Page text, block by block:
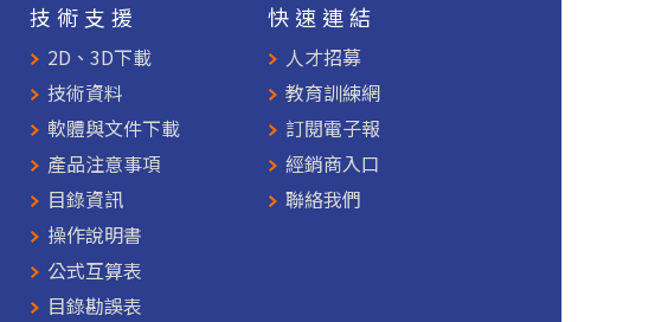
技術支援
2D、3D下載
技術資料
軟體與文件下載
產品注意事項
目錄資訊
操作說明書
公式互算表
目錄勘誤表
快速連結
人才招募
教育訓練網
訂閱電子報
經銷商入口
聯絡我們